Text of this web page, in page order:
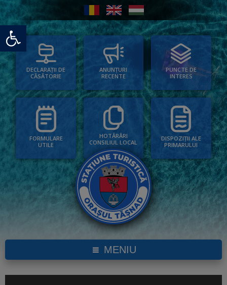
Deschide bara de unelte
DECLARAȚII DE
CĂSĂTORIE
ANUNȚURI
RECENTE
PUNCTE DE
INTERES
FORMULARE
UTILE
HOTĂRÂRI
CONSILIUL LOCAL
DISPOZIȚII ALE
PRIMARULUI
MENIU